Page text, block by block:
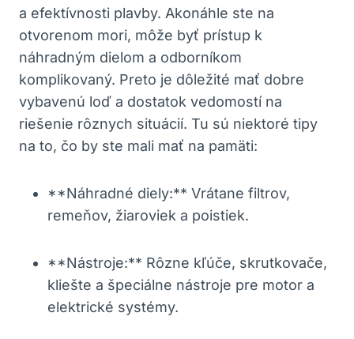
a efektívnosti plavby. ⁢Akonáhle ste ⁤na
⁢otvorenom mori, môže byť⁣ prístup k
náhradným dielom ​a odborníkom
komplikovaný. Preto je dôležité ⁢mať dobre
vybavenú loď a dostatok ​vedomostí na
riešenie rôznych⁤ situácií. Tu sú niektoré tipy ​
na to, čo by ste‍ mali mať na pamäti:
**Náhradné‍ diely:** Vrátane filtrov,
remeňov, žiaroviek a poistiek.
**Nástroje:** Rôzne kľúče, skrutkovače,
kliešte a ​špeciálne nástroje pre motor a
elektrické systémy.